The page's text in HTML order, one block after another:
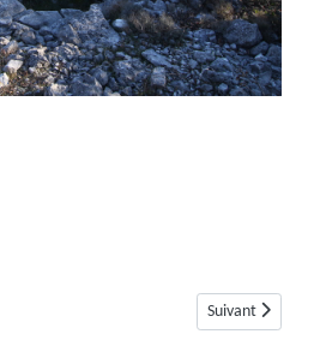
chambre circulaire en blocs du Prignon
Article suivant :
Suivant